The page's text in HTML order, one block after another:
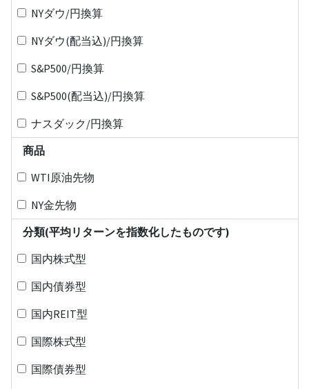
NYダウ/円換算
NYダウ(配当込)/円換算
S&P500/円換算
S&P500(配当込)/円換算
ナスダック/円換算
商品
WTI原油先物
NY金先物
分類(平均リターンを指数化したものです)
国内株式型
国内債券型
国内REIT型
国際株式型
国際債券型